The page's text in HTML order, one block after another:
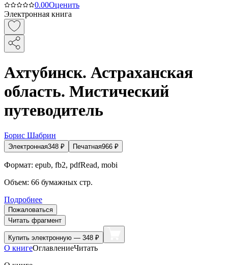
0.00Оценить
Электронная книга
Ахтубинск. Астраханская
область. Мистический
путеводитель
Борис Шабрин
Электронная348 ₽ Печатная966 ₽
Формат: epub, fb2, pdfRead, mobi
Объем: 66 бумажных стр.
Подробнее
Пожаловаться
Читать фрагмент
Купить электронную — 348 ₽
О книгеОглавлениеЧитать